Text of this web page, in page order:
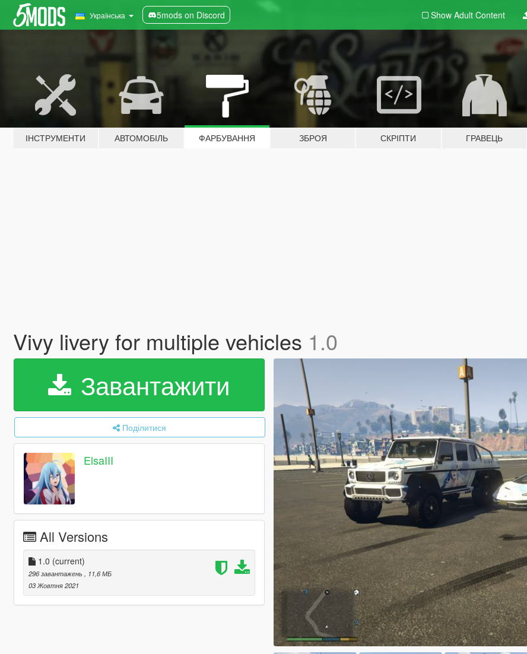
Українська 5mods on Discord Show Adult Content
ІНСТРУМЕНТИ АВТОМОБІЛЬ ФАРБУВАННЯ ЗБРОЯ СКРІПТИ ГРАВЕЦЬ
Vivy livery for multiple vehicles 1.0
Завантажити
Поділитися
ElsaIII
All Versions
1.0 (current)
296 завантажень
, 11,6 МБ
03 Жовтня 2021